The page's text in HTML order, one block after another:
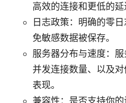
高效的连接和更低的延
日志政策：明确的零
免敏感数据被保存。
服务器分布与速度：服
并发连接数量、以及
表现。
兼容性：是否支持你